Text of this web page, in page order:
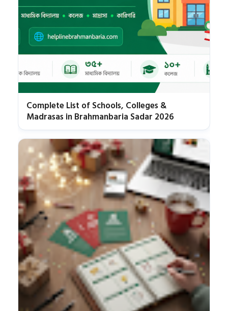
Complete List of Schools, Colleges &
Madrasas in Brahmanbaria Sadar 2026